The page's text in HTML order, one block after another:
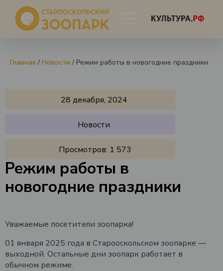
Главная / Новости / Режим работы в новогодние праздники
28 декабря, 2024
Новости
Просмотров: 1 573
Режим работы в
новогодние праздники
Уважаемые посетители зоопарка!
01 января 2025 года в Старооскольском зоопарке —
выходной. Остальные дни зоопарк работает в
обычном режиме.